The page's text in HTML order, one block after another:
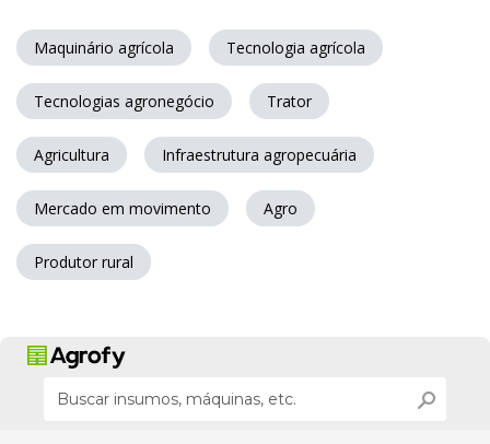
Maquinário agrícola Tecnologia agrícola
Tecnologias agronegócio Trator
Agricultura Infraestrutura agropecuária
Mercado em movimento Agro
Produtor rural